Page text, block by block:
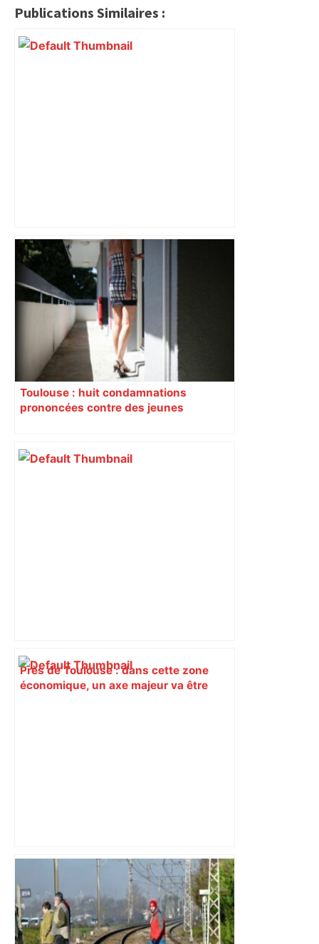
Publications Similaires :
Alliance PS/LFI à Toulouse : Marc
Sztulman claque la porte – RMC
Toulouse : huit condamnations
prononcées contre des jeunes
Près de Toulouse : dans cette zone
économique, un axe majeur va être
Bilan du marché du logement neuf :
une lueur d'espoir pour l'immobilier à
Toulouse ? – Actu.fr